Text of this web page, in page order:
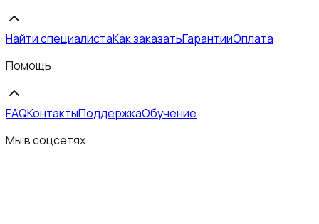
Найти специалистаКак заказатьГарантииОплата
Помощь
FAQКонтактыПоддержкаОбучение
Мы в соцсетях